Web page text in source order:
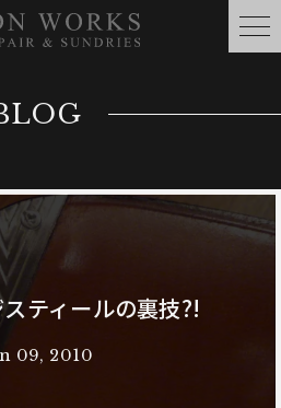
ティールの裏技?!
09, 2010